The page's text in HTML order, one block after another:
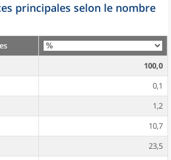
principales selon le nombre
100,0
0,1
1,2
10,7
23,5